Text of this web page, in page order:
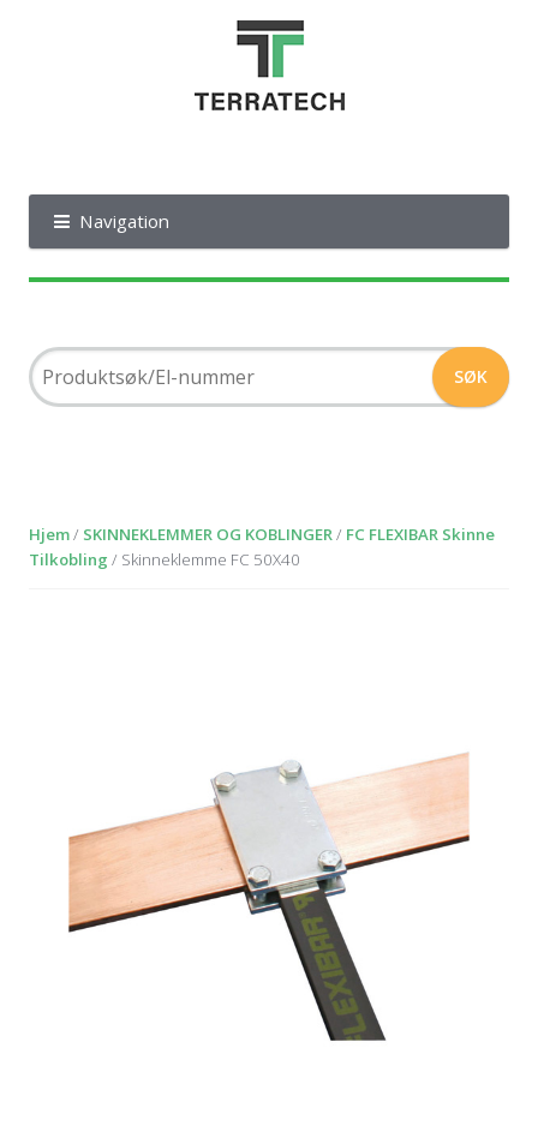
Navigation
Hjem/ SKINNEKLEMMER OG KOBLINGER/ FC FLEXIBAR Skinne
Tilkobling / Skinneklemme FC 50X40